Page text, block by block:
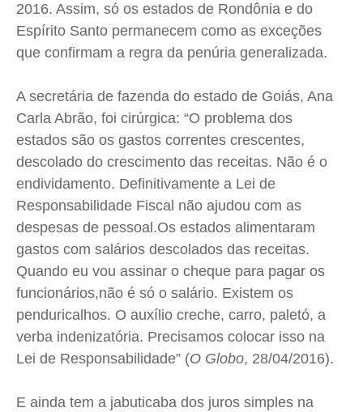
Publicidade Legal
Anuncie
Quem Somos
Expediente
Contato
Anuncie
Termos de Uso
Publicidade Legal
Anuncie
Quem Somos
Expediente
Contato
Anuncie
Termos de Uso
Publicidade Legal
Anuncie
Quem Somos
Expediente
Contato
Anuncie
Termos de Uso
Publicidade Legal
Anuncie
Quem Somos
Expediente
Contato
Anuncie
Termos de Uso
2016. Assim, só os estados de Rondônia e do
Espírito Santo permanecem como as exceções
que confirmam a regra da penúria generalizada.
A secretária de fazenda do estado de Goiás, Ana
Carla Abrão, foi cirúrgica: “O problema dos
estados são os gastos correntes crescentes,
descolado do crescimento das receitas. Não é o
endividamento. Definitivamente a Lei de
Responsabilidade Fiscal não ajudou com as
despesas de pessoal.Os estados alimentaram
gastos com salários descolados das receitas.
Quando eu vou assinar o cheque para pagar os
funcionários,não é só o salário. Existem os
penduricalhos. O auxílio creche, carro, paletó, a
verba indenizatória. Precisamos colocar isso na
Lei de Responsabilidade” (O Globo, 28/04/2016).
E ainda tem a jabuticaba dos juros simples na